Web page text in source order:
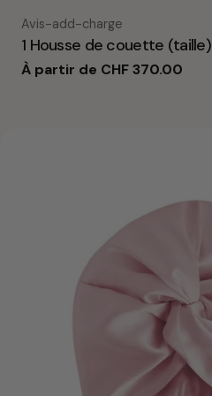
Taper:
Avis-add-charge
1 Housse de couette (taille)
Prix
À partir de CHF 370.00